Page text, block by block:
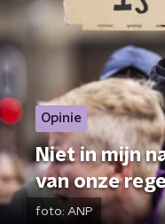
Opinie
Niet in mijn
van onze
foto: ANP